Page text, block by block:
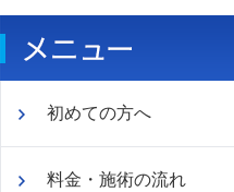
初めての方へ
料金・施術の流れ